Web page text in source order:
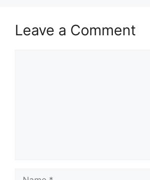
Leave a Comment
Name